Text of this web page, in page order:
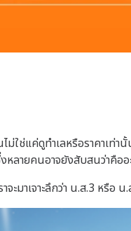
ม่ใช่แค่ดูทำเลหรือราคาเท่า
ลายคนอาจยังสับสนว่าคืออ
มาเจาะลึกว่า น.ส.3 หรือ น.